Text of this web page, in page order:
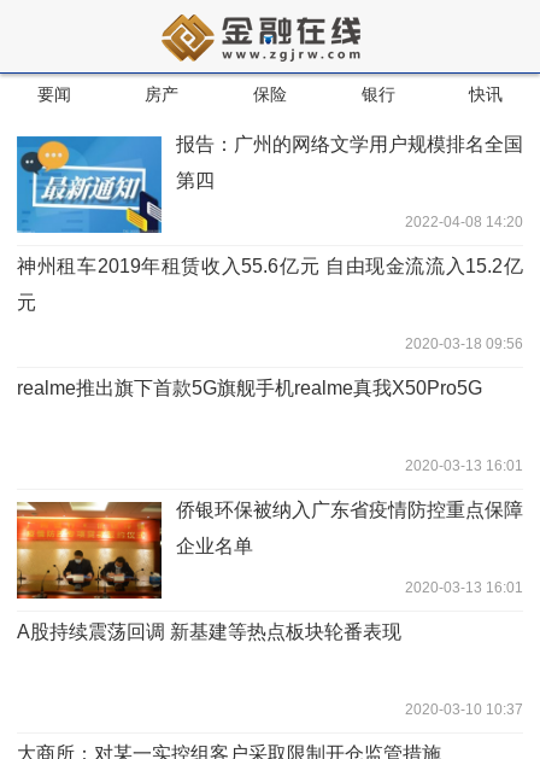
要闻 房产 保险 银行 快讯
报告：广州的网络文学用户规模排名全国
第四
2022-04-08 14:20
神州租车2019年租赁收入55.6亿元 自由现金流流入15.2亿
元
2020-03-18 09:56
realme推出旗下首款5G旗舰手机realme真我X50Pro5G
2020-03-13 16:01
侨银环保被纳入广东省疫情防控重点保障
企业名单
2020-03-13 16:01
A股持续震荡回调 新基建等热点板块轮番表现
2020-03-10 10:37
大商所：对某一实控组客户采取限制开仓监管措施